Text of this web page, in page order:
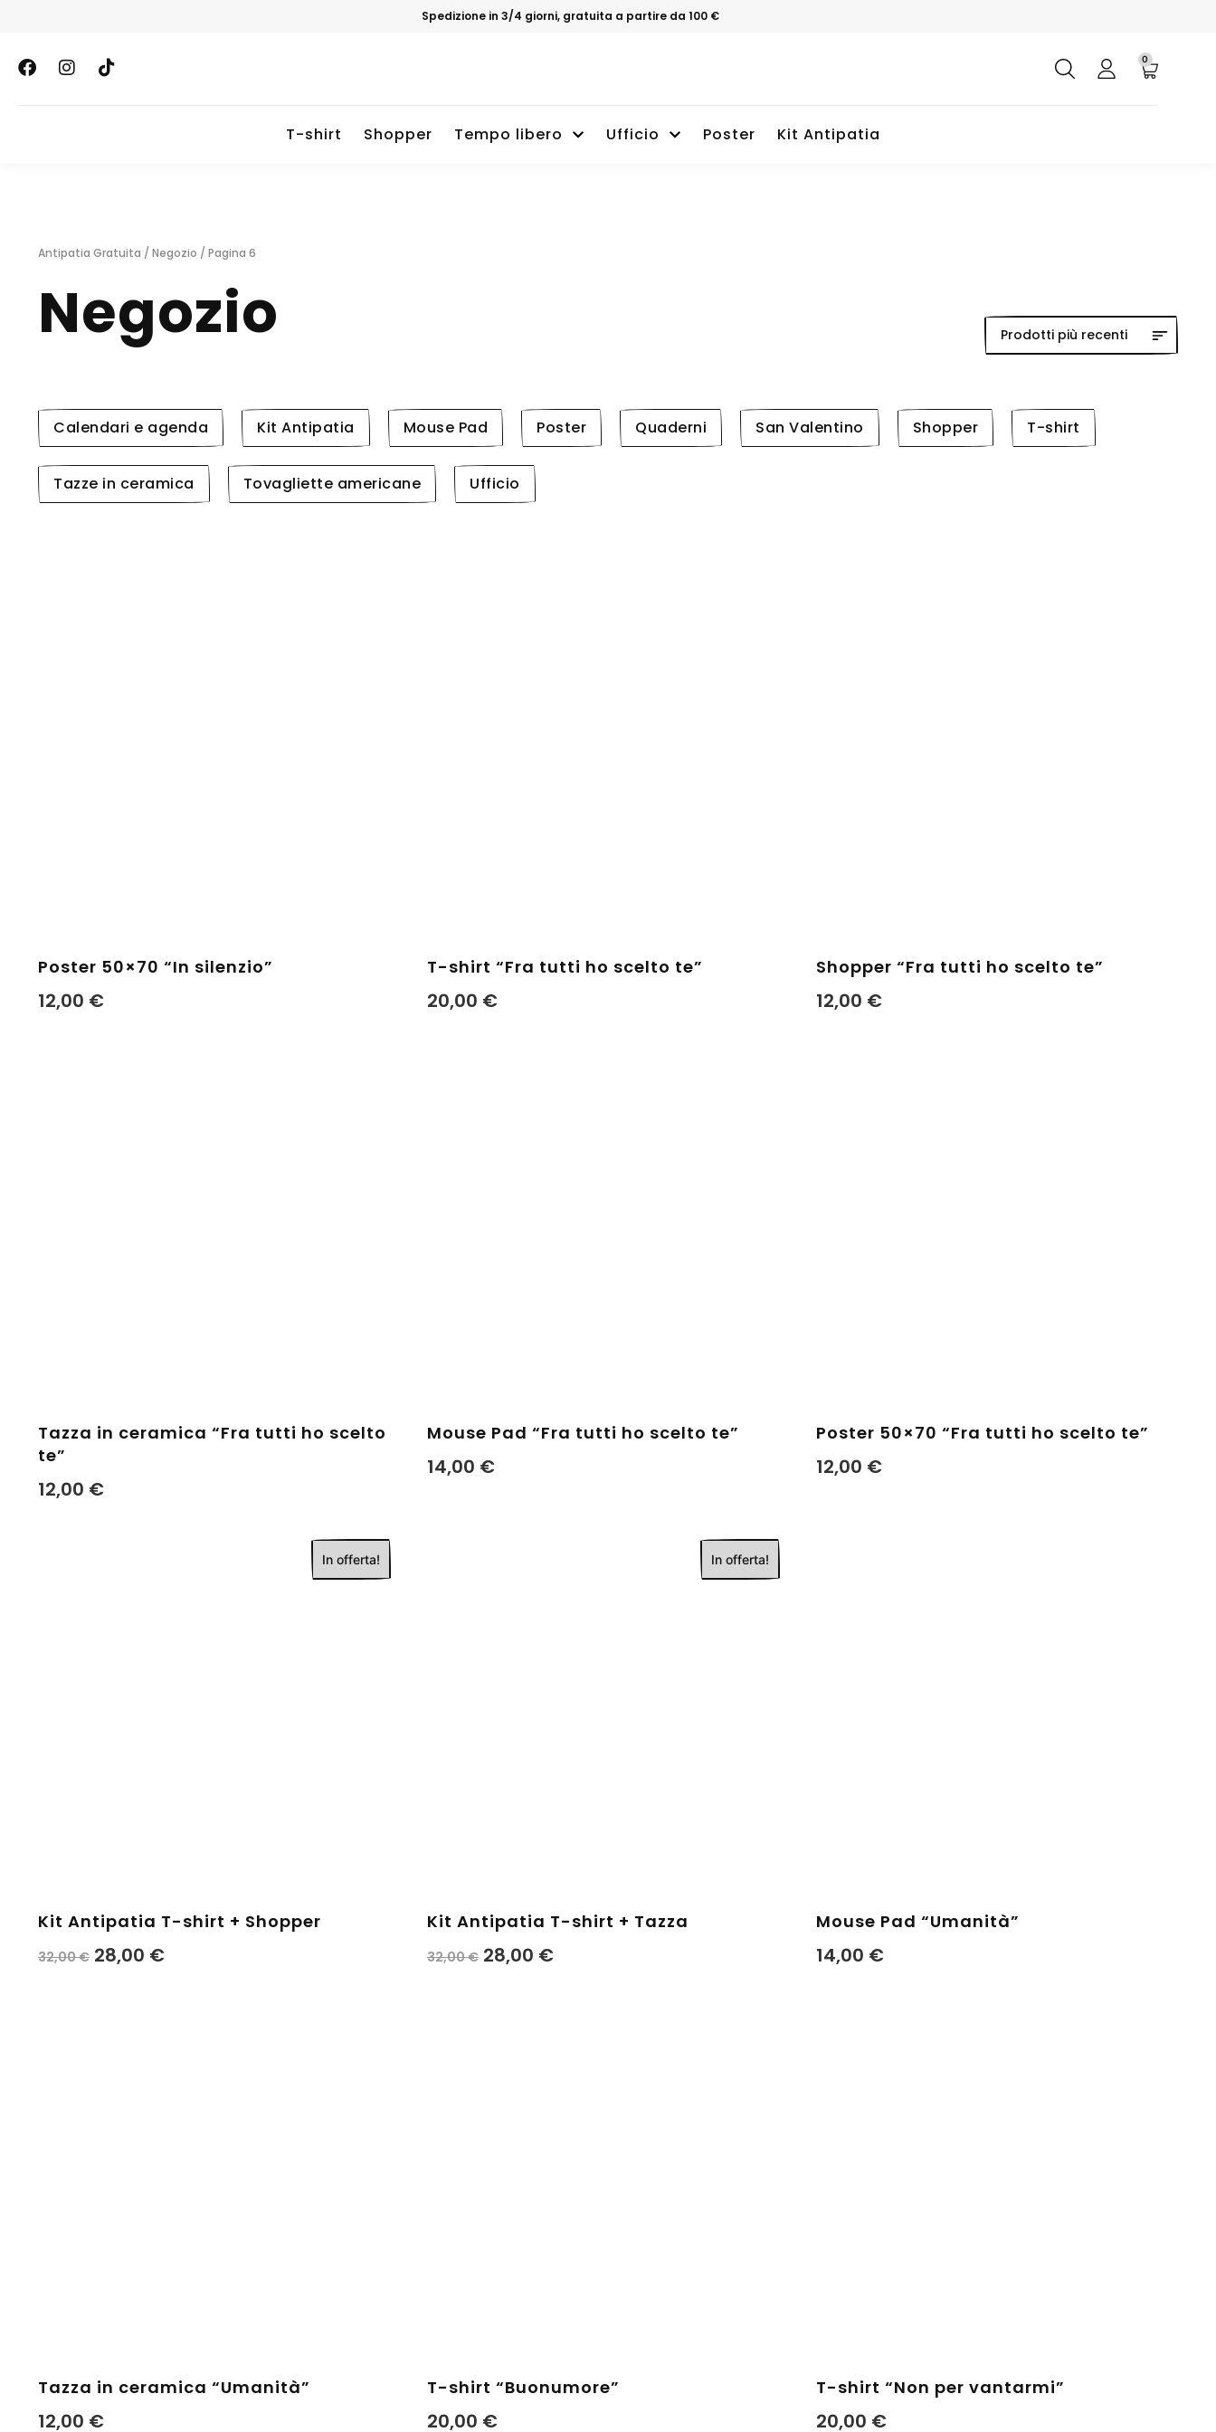
Spedizione in 3/4 giorni, gratuita a partire da 100 €
0
T-shirt Shopper Tempo libero Ufficio Poster Kit Antipatia
Antipatia Gratuita / Negozio / Pagina 6
Negozio
Calendari e agenda Kit Antipatia Mouse Pad Poster Quaderni San Valentino Shopper T-shirt
Tazze in ceramica Tovagliette americane Ufficio
Poster 50×70 “In silenzio”
12,00 €
T-shirt “Fra tutti ho scelto te”
20,00 €
Shopper “Fra tutti ho scelto te”
12,00 €
Tazza in ceramica “Fra tutti ho scelto
te”
12,00 €
Mouse Pad “Fra tutti ho scelto te”
14,00 €
Poster 50×70 “Fra tutti ho scelto te”
12,00 €
In offerta!
Kit Antipatia T-shirt + Shopper
32,00€ 28,00 €
In offerta!
Kit Antipatia T-shirt + Tazza
32,00€ 28,00 €
Mouse Pad “Umanità”
14,00 €
Tazza in ceramica “Umanità”
12,00 €
T-shirt “Buonumore”
20,00 €
T-shirt “Non per vantarmi”
20,00 €